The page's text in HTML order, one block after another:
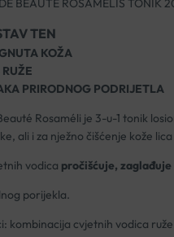
BEAUTE ROSAMELIS TONIK
TEN
KOŽA
PRIRODNOG PODRIJETLA
Rosaméli je 3-u-1 tonik
ali i za nježno čišćenje kože
vodica pročišćuje,
porijekla.
kombinacija cvjetnih vodica